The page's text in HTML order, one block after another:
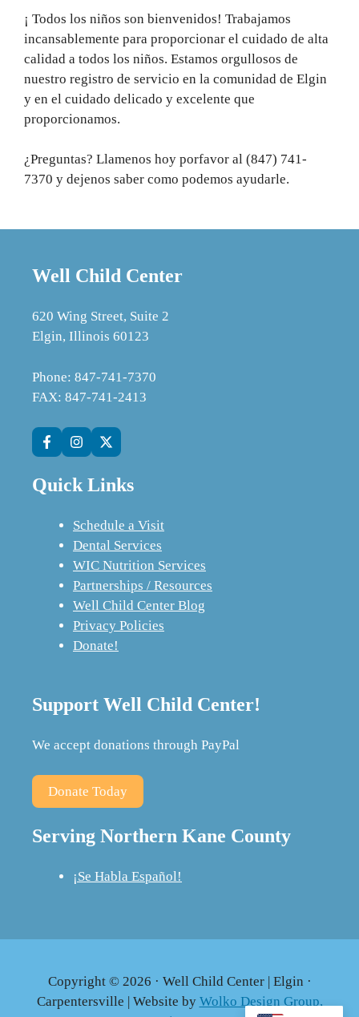
¡ Todos los niños son bienvenidos! Trabajamos
incansablemente para proporcionar el cuidado de alta
calidad a todos los niños. Estamos orgullosos de
nuestro registro de servicio en la comunidad de Elgin
y en el cuidado delicado y excelente que
proporcionamos.
¿Preguntas? Llamenos hoy porfavor al (847) 741-
7370 y dejenos saber como podemos ayudarle.
Well Child Center
620 Wing Street, Suite 2
Elgin, Illinois 60123
Phone: 847-741-7370
FAX: 847-741-2413
Quick Links
Schedule a Visit
Dental Services
WIC Nutrition Services
Partnerships / Resources
Well Child Center Blog
Privacy Policies
Donate!
Support Well Child Center!
We accept donations through PayPal
Donate Today
Serving Northern Kane County
¡Se Habla Español!
Copyright © 2026 · Well Child Center | Elgin ·
Carpentersville | Website by Wolko Design Group,